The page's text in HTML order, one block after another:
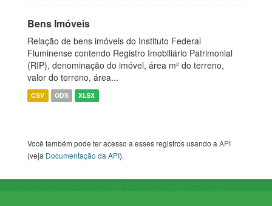
Bens Imóveis
Relação de bens imóveis do Instituto Federal
Fluminense contendo Registro Imobiliário Patrimonial
(RIP), denominação do imóvel, área m² do terreno,
valor do terreno, área...
CSV ODS XLSX
Você também pode ter acesso a esses registros usando aAPI
(veja Documentação da API).